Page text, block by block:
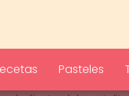
Pasteles